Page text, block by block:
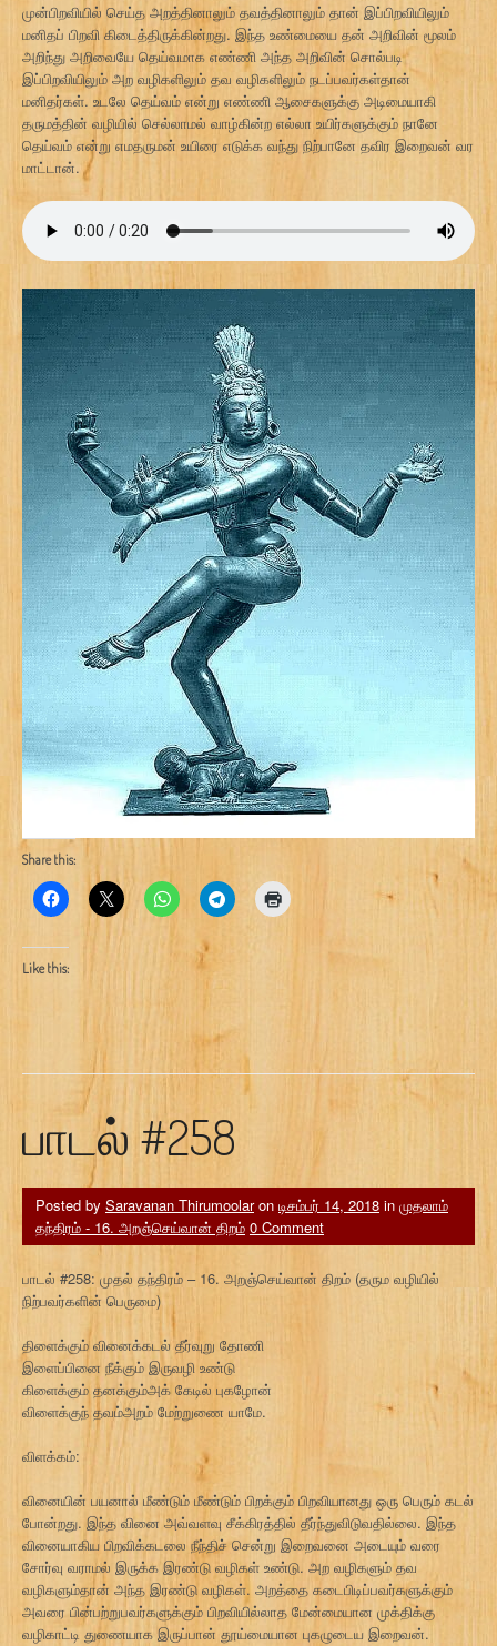
முன்பிறவியில் செய்த அறத்தினாலும் தவத்தினாலும் தான் இப்பிறவியிலும்
மனிதப் பிறவி கிடைத்திருக்கின்றது. இந்த உண்மையை தன் அறிவின் மூலம்
அறிந்து அறிவையே தெய்வமாக எண்ணி அந்த அறிவின் சொல்படி
இப்பிறவியிலும் அற வழிகளிலும் தவ வழிகளிலும் நடப்பவர்கள்தான்
மனிதர்கள். உடலே தெய்வம் என்று எண்ணி ஆசைகளுக்கு அடிமையாகி
தருமத்தின் வழியில் செல்லாமல் வாழ்கின்ற எல்லா உயிர்களுக்கும் நானே
தெய்வம் என்று எமதருமன் உயிரை எடுக்க வந்து நிற்பானே தவிர இறைவன் வர
மாட்டான்.
Share this:
Like this:
பாடல் #258
Posted by Saravanan Thirumoolaron டிசம்பர் 14, 2018 in முதலாம்
தந்திரம் - 16. அறஞ்செய்வான் திறம் 0 Comment
பாடல் #258: முதல் தந்திரம் – 16. அறஞ்செய்வான் திறம் (தரும வழியில்
நிற்பவர்களின் பெருமை)
திளைக்கும் வினைக்கடல் தீர்வுறு தோணி
இளைப்பினை நீக்கும் இருவழி உண்டு
கிளைக்கும் தனக்கும்அக் கேடில் புகழோன்
விளைக்குந் தவம்அறம் மேற்றுணை யாமே.
விளக்கம்:
வினையின் பயனால் மீண்டும் மீண்டும் பிறக்கும் பிறவியானது ஒரு பெரும் கடல்
போன்றது. இந்த வினை அவ்வளவு சீக்கிரத்தில் தீர்ந்துவிடுவதில்லை. இந்த
வினையாகிய பிறவிக்கடலை நீந்திச் சென்று இறைவனை அடையும் வரை
சோர்வு வராமல் இருக்க இரண்டு வழிகள் உண்டு. அற வழிகளும் தவ
வழிகளும்தான் அந்த இரண்டு வழிகள். அறத்தை கடைபிடிப்பவர்களுக்கும்
அவரை பின்பற்றுபவர்களுக்கும் பிறவியில்லாத மேன்மையான முக்திக்கு
வழிகாட்டி துணையாக இருப்பான் தூய்மையான புகழுடைய இறைவன்.